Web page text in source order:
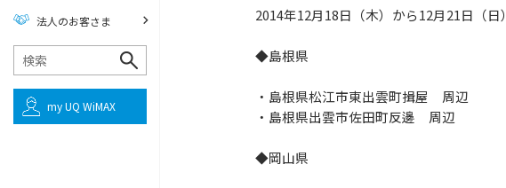
2014年12月18日（木）から12月21日（日）
◆島根県
・島根県松江市東出雲町揖屋 周辺
・島根県出雲市佐田町反邊 周辺
◆岡山県
法人のお客さま
my UQ WiMAX